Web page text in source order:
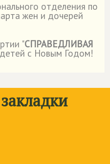
отделения по
жен и дочерей
"СПРАВЕДЛИВАЯ
детей с Новым Годом!